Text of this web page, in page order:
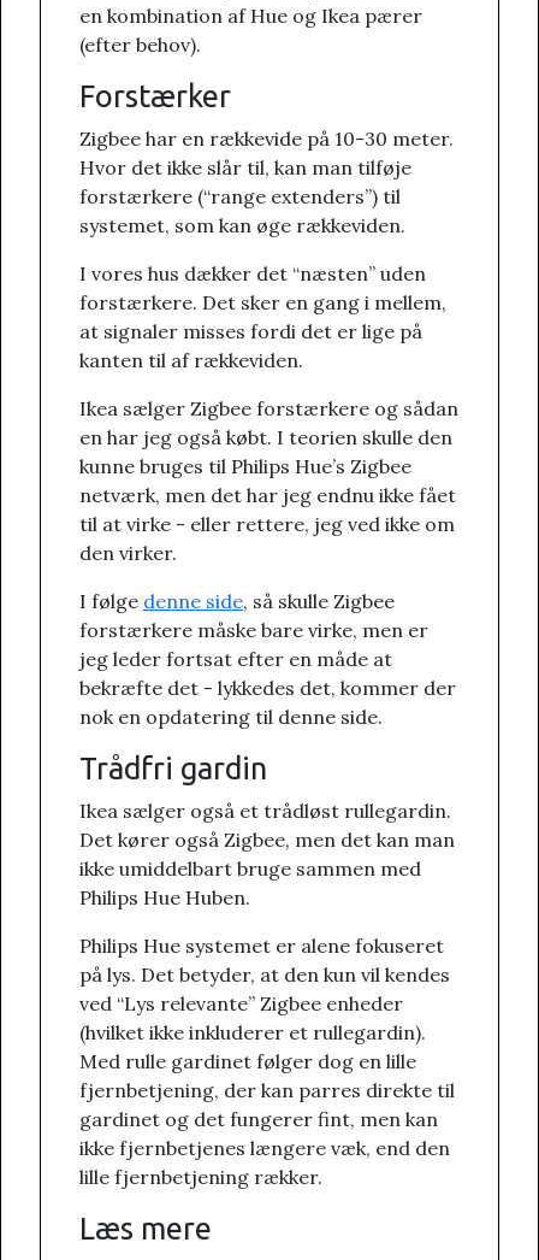
en kombination af Hue og Ikea pærer
(efter behov).
Forstærker
Zigbee har en rækkevide på 10-30 meter.
Hvor det ikke slår til, kan man tilføje
forstærkere (“range extenders”) til
systemet, som kan øge rækkeviden.
I vores hus dækker det “næsten” uden
forstærkere. Det sker en gang i mellem,
at signaler misses fordi det er lige på
kanten til af rækkeviden.
Ikea sælger Zigbee forstærkere og sådan
en har jeg også købt. I teorien skulle den
kunne bruges til Philips Hue’s Zigbee
netværk, men det har jeg endnu ikke fået
til at virke - eller rettere, jeg ved ikke om
den virker.
I følge denne side, så skulle Zigbee
forstærkere måske bare virke, men er
jeg leder fortsat efter en måde at
bekræfte det - lykkedes det, kommer der
nok en opdatering til denne side.
Trådfri gardin
Ikea sælger også et trådløst rullegardin.
Det kører også Zigbee, men det kan man
ikke umiddelbart bruge sammen med
Philips Hue Huben.
Philips Hue systemet er alene fokuseret
på lys. Det betyder, at den kun vil kendes
ved “Lys relevante” Zigbee enheder
(hvilket ikke inkluderer et rullegardin).
Med rulle gardinet følger dog en lille
fjernbetjening, der kan parres direkte til
gardinet og det fungerer fint, men kan
ikke fjernbetjenes længere væk, end den
lille fjernbetjening rækker.
Læs mere